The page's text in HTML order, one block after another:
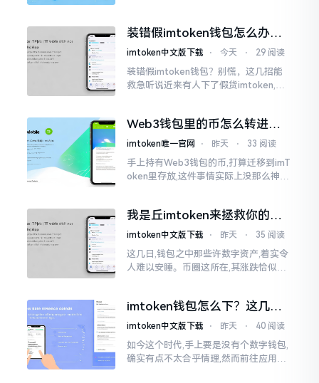
直忐忑不安。我折腾了好些日子
装错假imtoken钱包怎么办？
别慌，快卸载，这几招能救急
imtoken中文版下载 ⋅ 今天 ⋅ 29 阅读
装错假imtoken钱包？别慌，这几招能
救急听说近来有人下了假货imtoken,心
是陷阱。
Web3钱包里的币怎么转进
imToken？别慌，三步搞定
imtoken唯一官网 ⋅ 昨天 ⋅ 33 阅读
手上持有Web3钱包的币,打算迁移到imT
oken里存放,这件事情实际上没那么神秘
我是丘imtoken来拯救你的钱
包
imtoken中文版下载 ⋅ 昨天 ⋅ 35 阅读
这几日,钱包之中那些许数字资产,着实令
人难以安睡。币圈这所在,其涨跌恰似翻
堆币
imtoken钱包怎么下？这几种
靠谱路子别走歪
imtoken中文版下载 ⋅ 昨天 ⋅ 40 阅读
如今这个时代,手上要是没有个数字钱包,
确实有点不太合乎情理,然而前往应用商